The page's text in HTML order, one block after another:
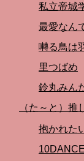
私立帝城
最愛なん
囀る鳥は
里つばめ
鈴丸みん
（た～と）
抱かれた